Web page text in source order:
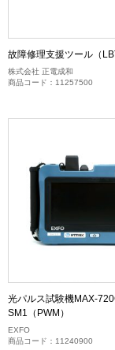
故障修理支援ツール（
株式会社 正電成和
商品コード：11257500
光パルス試験機MAX-
SM1（PWM）
EXFO
商品コード：11240900